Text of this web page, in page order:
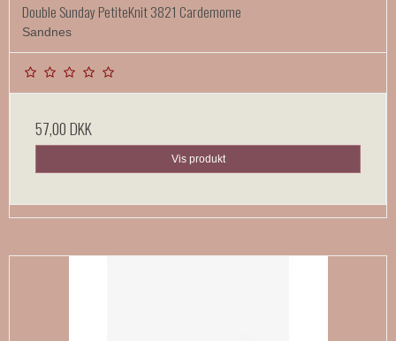
Double Sunday PetiteKnit 3821 Cardemome
Sandnes
57,00 DKK
Vis produkt